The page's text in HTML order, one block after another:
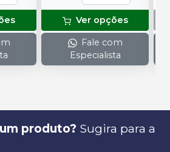
Ver opções
Fale com
Especialista
produto? Sugira para a